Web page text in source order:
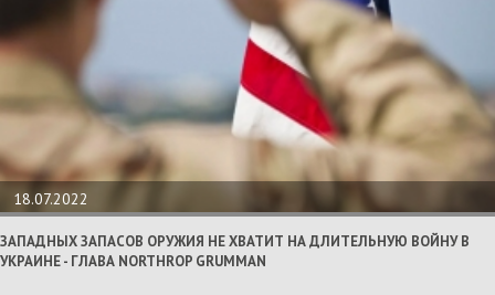
18.07.2022
ЗАПАДНЫХ ЗАПАСОВ ОРУЖИЯ НЕ ХВАТИТ НА ДЛИТЕЛЬНУЮ ВОЙНУ В
УКРАИНЕ - ГЛАВА NORTHROP GRUMMAN